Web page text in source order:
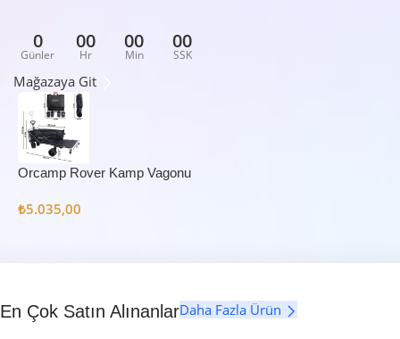
0
Günler
00
Hr
00
Min
00
SSK
Mağazaya Git
Orcamp Rover Kamp Vagonu
₺5.035,00
En Çok Satın AlınanlarDaha Fazla Ürün